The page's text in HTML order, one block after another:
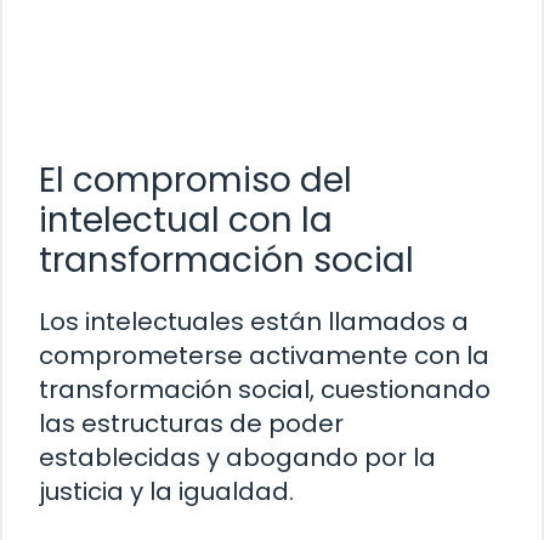
El compromiso del
intelectual con la
transformación social
Los intelectuales están llamados a
comprometerse activamente con la
transformación social, cuestionando
las estructuras de poder
establecidas y abogando por la
justicia y la igualdad.